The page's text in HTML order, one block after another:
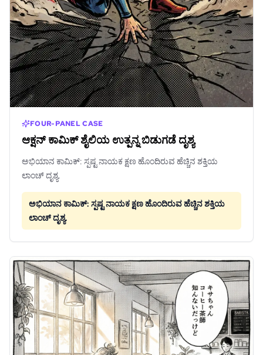
FOUR-PANEL CASE
ಆಕ್ಷನ್ ಕಾಮಿಕ್ ಶೈಲಿಯ ಉತ್ಪನ್ನ ಬಿಡುಗಡೆ ದೃಶ್ಯ
ಅಭಿಯಾನ ಕಾಮಿಕ್: ಸ್ಪಷ್ಟ ನಾಯಕ ಕ್ಷಣ ಹೊಂದಿರುವ ಹೆಚ್ಚಿನ ಶಕ್ತಿಯ
ಲಾಂಚ್ ದೃಶ್ಯ.
ಅಭಿಯಾನ ಕಾಮಿಕ್: ಸ್ಪಷ್ಟ ನಾಯಕ ಕ್ಷಣ ಹೊಂದಿರುವ ಹೆಚ್ಚಿನ ಶಕ್ತಿಯ
ಲಾಂಚ್ ದೃಶ್ಯ.